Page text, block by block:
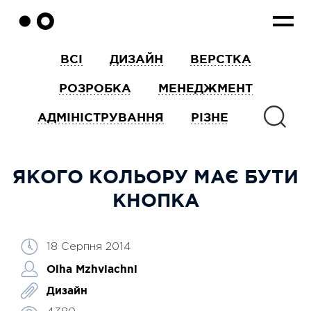
ВСІ ДИЗАЙН ВЕРСТКА
РОЗРОБКА МЕНЕДЖМЕНТ
АДМІНІСТРУВАННЯ РІЗНЕ
ЯКОГО КОЛЬОРУ МАЄ БУТИ
КНОПКА
18 Серпня 2014
Olha Mzhviachni
Дизайн